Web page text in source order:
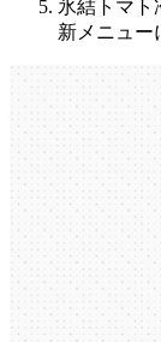
氷結トマト
新メニュー
氷結トマ
韓国冷麺
ト冷麺｜
を店の新
夏 に 映 える
メ
ュ に